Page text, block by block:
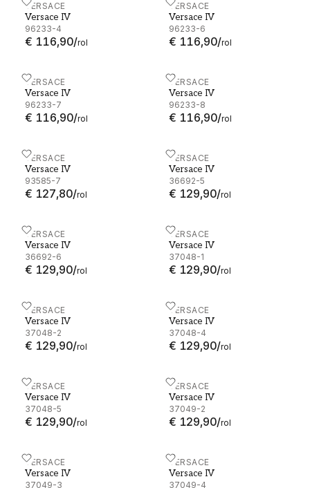
VERSACE
Versace IV
96233-4
€ 116,90/rol
Versace IV - 96233-4 VERSACE
Versace IV
96233-6
€ 116,90/rol
Versace IV - 96233-6
VERSACE
Versace IV
96233-7
€ 116,90/rol
Versace IV - 96233-7 VERSACE
Versace IV
96233-8
€ 116,90/rol
Versace IV - 96233-8
VERSACE
Versace IV
93585-7
€ 127,80/rol
Versace IV - 93585-7 VERSACE
Versace IV
36692-5
€ 129,90/rol
Versace IV - 36692-5
VERSACE
Versace IV
36692-6
€ 129,90/rol
Versace IV - 36692-6 VERSACE
Versace IV
37048-1
€ 129,90/rol
Versace IV - 37048-1
VERSACE
Versace IV
37048-2
€ 129,90/rol
Versace IV - 37048-2 VERSACE
Versace IV
37048-4
€ 129,90/rol
Versace IV - 37048-4
VERSACE
Versace IV
37048-5
€ 129,90/rol
Versace IV - 37048-5 VERSACE
Versace IV
37049-2
€ 129,90/rol
Versace IV - 37049-2
VERSACE
Versace IV
37049-3
Versace IV - 37049-3 VERSACE
Versace IV
37049-4
Versace IV - 37049-4